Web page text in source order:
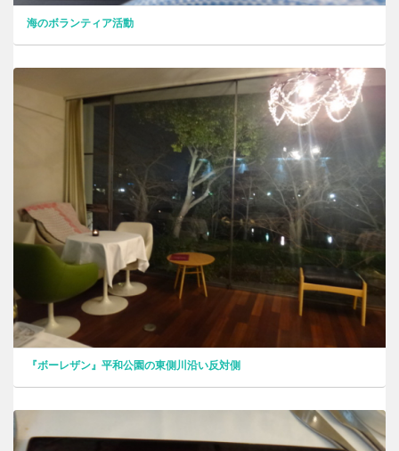
海のボランティア活動
『ボーレザン』平和公園の東側川沿い反対側